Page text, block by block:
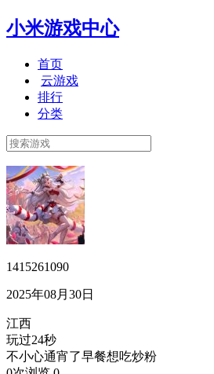
小米游戏中心
首页
云游戏
排行
分类
1415261090
2025年08月30日
江西
玩过24秒
不小心通宵了早餐想吃炒粉